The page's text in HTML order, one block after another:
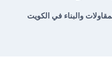
والبناء في الكويت